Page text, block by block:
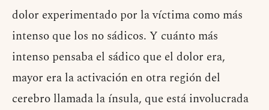
dolor experimentado por la víctima como más
intenso que los no sádicos. Y cuánto más
intenso pensaba el sádico que el dolor era,
mayor era la activación en otra región del
cerebro llamada la ínsula, que está involucrada